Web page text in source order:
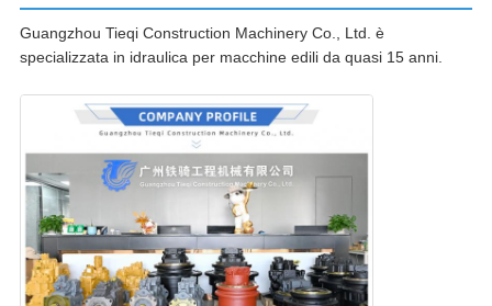
Guangzhou Tieqi Construction Machinery Co., Ltd. è
specializzata in idraulica per macchine edili da quasi 15 anni.